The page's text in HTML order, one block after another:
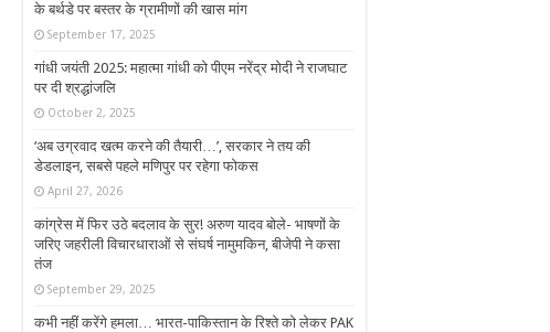
के बर्थडे पर बस्तर के ग्रामीणों की खास मांग
September 17, 2025
गांधी जयंती 2025: महात्मा गांधी को पीएम नरेंद्र मोदी ने राजघाट
पर दी श्रद्धांजलि
October 2, 2025
‘अब उग्रवाद खत्म करने की तैयारी…’, सरकार ने तय की
डेडलाइन, सबसे पहले मण‍िपुर पर रहेगा फोकस
April 27, 2026
कांग्रेस में फिर उठे बदलाव के सुर! अरुण यादव बोले- भाषणों के
जरिए जहरीली विचारधाराओं से संघर्ष नामुमकिन, बीजेपी ने कसा
तंज
September 29, 2025
कभी नहीं करेंगे हमला… भारत-पाकिस्तान के रिश्ते को लेकर PAK